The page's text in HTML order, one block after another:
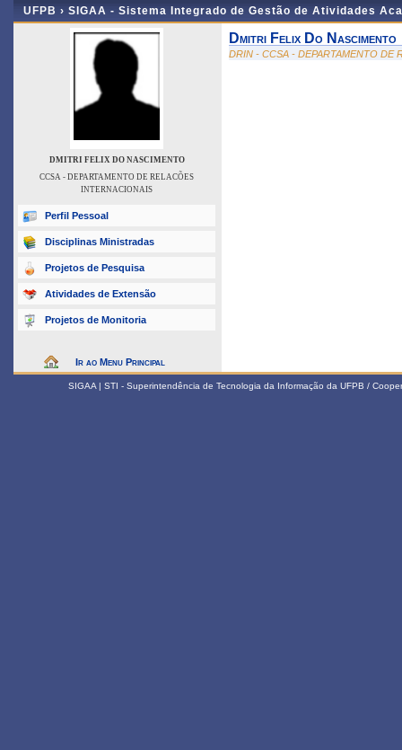
UFPB › SIGAA - Sistema Integrado de Gestão de Atividades
DMITRI FELIX DO NASCIMENTO
CCSA - DEPARTAMENTO DE RELACÕES
INTERNACIONAIS
Perfil Pessoal
Disciplinas Ministradas
Projetos de Pesquisa
Atividades de Extensão
Projetos de Monitoria
Ir ao Menu Principal
Dmitri Felix Do Nascimento
DRIN - CCSA - DEPARTAMENTO DE
SIGAA | STI - Superintendência de Tecnologia da Informação da UFPB /